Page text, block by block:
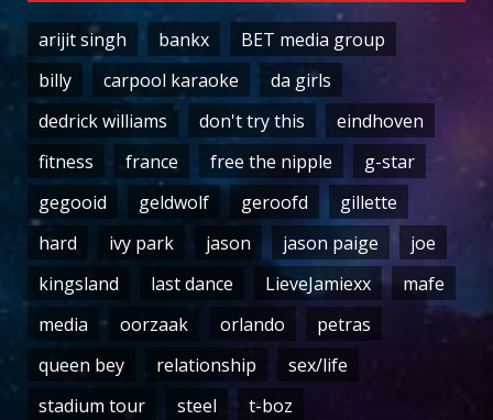
arijit singh bankx
BET media group
billy
carpool karaoke
da girls
dedrick williams
don't try this
eindhoven
fitness
france free the nipple
g-star
gegooid
geldwolf geroofd
gillette
hard
ivy park jason jason paige
joe
kingsland
last dance LieveJamiexx
mafe
media
oorzaak orlando
petras
queen bey
relationship
sex/life
stadium tour
steel t-boz